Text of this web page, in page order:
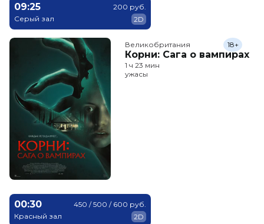
09:25
Серый зал
200 руб.
2D
Великобритания
Корни: Сага о вампирах
18+
1 ч 23 мин
ужасы
00:30
Красный зал
450 / 500 / 600 руб.
2D